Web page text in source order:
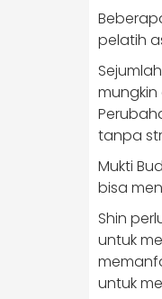
pelatih
tanpa
Mukti
bisa
Shin
untuk
untuk